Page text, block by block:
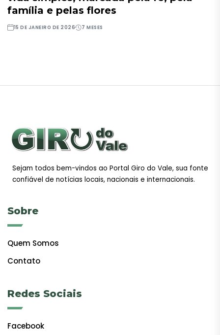
família e pelas flores
15 DE JANEIRO DE 2026 7 MESES
Sejam todos bem-vindos ao Portal Giro do Vale, sua fonte
confiável de notícias locais, nacionais e internacionais.
Sobre
Quem Somos
Contato
Redes Sociais
Facebook